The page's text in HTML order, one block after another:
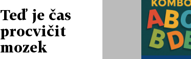
Teď je čas
procvičit
mozek